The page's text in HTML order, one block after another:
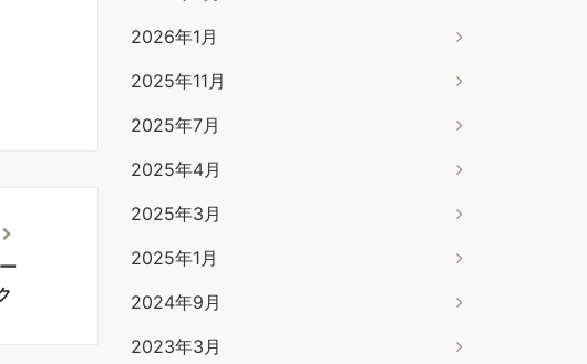
2026年1月
2025年11月
2025年7月
2025年4月
2025年3月
2025年1月
2024年9月
2023年3月